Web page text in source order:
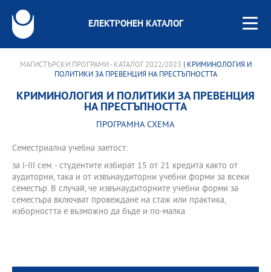
ЕЛЕКТРОНЕН КАТАЛОГ
МАГИСТЪРСКИ ПРОГРАМИ - КАТАЛОГ 2022/2023 | КРИМИНОЛОГИЯ И
ПОЛИТИКИ ЗА ПРЕВЕНЦИЯ НА ПРЕСТЪПНОСТТА
КРИМИНОЛОГИЯ И ПОЛИТИКИ ЗА ПРЕВЕНЦИЯ
НА ПРЕСТЪПНОСТТА
ПРОГРАМНА СХЕМА
Семестриална учебна заетост:
за І-III сем. - студентите избират 15 от 21 кредита както от
аудиторни, така и от извънаудиторни учебни форми за всеки
семестър. В случай, че извънаудиторните учебни форми за
семестъра включват провеждане на стаж или практика,
изборността е възможно да бъде и по-малка.